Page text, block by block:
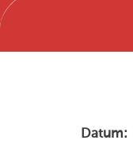
Datum: